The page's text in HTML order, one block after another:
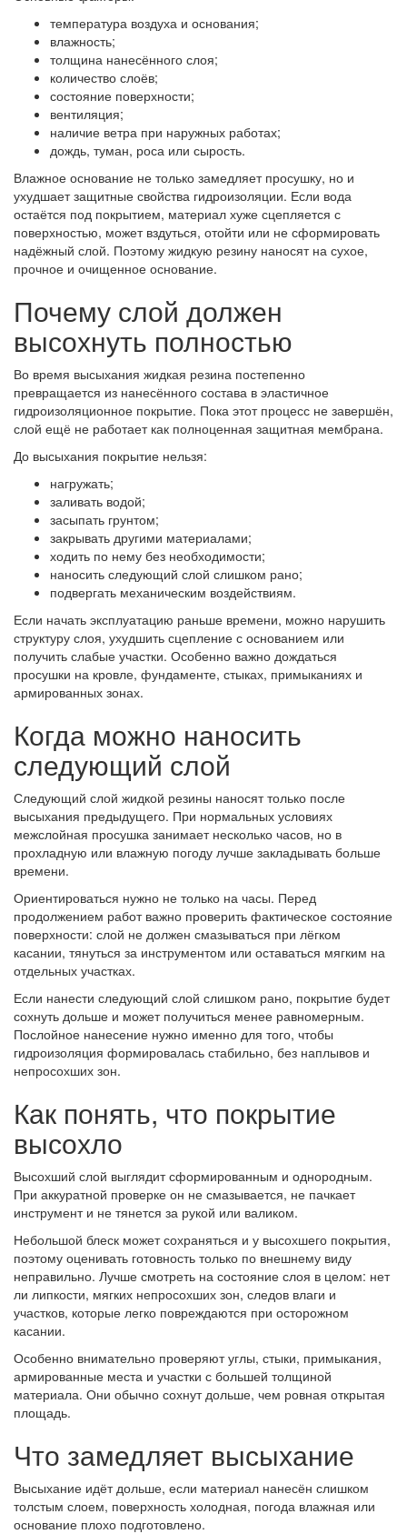
температура воздуха и основания;
влажность;
толщина нанесённого слоя;
количество слоёв;
состояние поверхности;
вентиляция;
наличие ветра при наружных работах;
дождь, туман, роса или сырость.
Влажное основание не только замедляет просушку, но и
ухудшает защитные свойства гидроизоляции. Если вода
остаётся под покрытием, материал хуже сцепляется с
поверхностью, может вздуться, отойти или не сформировать
надёжный слой. Поэтому жидкую резину наносят на сухое,
прочное и очищенное основание.
Почему слой должен
высохнуть полностью
Во время высыхания жидкая резина постепенно
превращается из нанесённого состава в эластичное
гидроизоляционное покрытие. Пока этот процесс не завершён,
слой ещё не работает как полноценная защитная мембрана.
До высыхания покрытие нельзя:
нагружать;
заливать водой;
засыпать грунтом;
закрывать другими материалами;
ходить по нему без необходимости;
наносить следующий слой слишком рано;
подвергать механическим воздействиям.
Если начать эксплуатацию раньше времени, можно нарушить
структуру слоя, ухудшить сцепление с основанием или
получить слабые участки. Особенно важно дождаться
просушки на кровле, фундаменте, стыках, примыканиях и
армированных зонах.
Когда можно наносить
следующий слой
Следующий слой жидкой резины наносят только после
высыхания предыдущего. При нормальных условиях
межслойная просушка занимает несколько часов, но в
прохладную или влажную погоду лучше закладывать больше
времени.
Ориентироваться нужно не только на часы. Перед
продолжением работ важно проверить фактическое состояние
поверхности: слой не должен смазываться при лёгком
касании, тянуться за инструментом или оставаться мягким на
отдельных участках.
Если нанести следующий слой слишком рано, покрытие будет
сохнуть дольше и может получиться менее равномерным.
Послойное нанесение нужно именно для того, чтобы
гидроизоляция формировалась стабильно, без наплывов и
непросохших зон.
Как понять, что покрытие
высохло
Высохший слой выглядит сформированным и однородным.
При аккуратной проверке он не смазывается, не пачкает
инструмент и не тянется за рукой или валиком.
Небольшой блеск может сохраняться и у высохшего покрытия,
поэтому оценивать готовность только по внешнему виду
неправильно. Лучше смотреть на состояние слоя в целом: нет
ли липкости, мягких непросохших зон, следов влаги и
участков, которые легко повреждаются при осторожном
касании.
Особенно внимательно проверяют углы, стыки, примыкания,
армированные места и участки с большей толщиной
материала. Они обычно сохнут дольше, чем ровная открытая
площадь.
Что замедляет высыхание
Высыхание идёт дольше, если материал нанесён слишком
толстым слоем, поверхность холодная, погода влажная или
основание плохо подготовлено.